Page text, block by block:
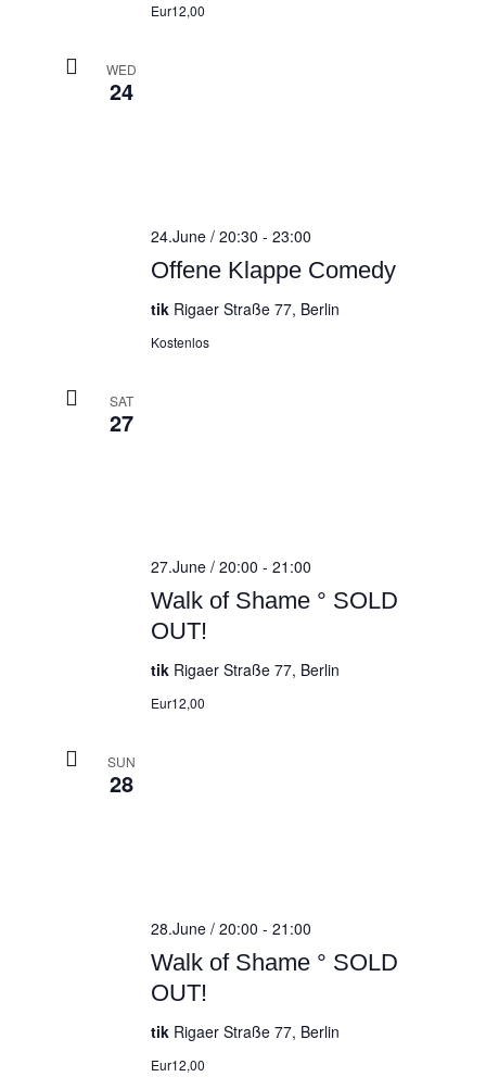
Eur12,00
WED
24
Offene Klappe Comedy
24.June / 20:30 - 23:00
tik Rigaer Straße 77, Berlin
Kostenlos
SAT
27
Walk of Shame ° SOLD
OUT!
27.June / 20:00 - 21:00
tik Rigaer Straße 77, Berlin
Eur12,00
SUN
28
Walk of Shame ° SOLD
OUT!
28.June / 20:00 - 21:00
tik Rigaer Straße 77, Berlin
Eur12,00